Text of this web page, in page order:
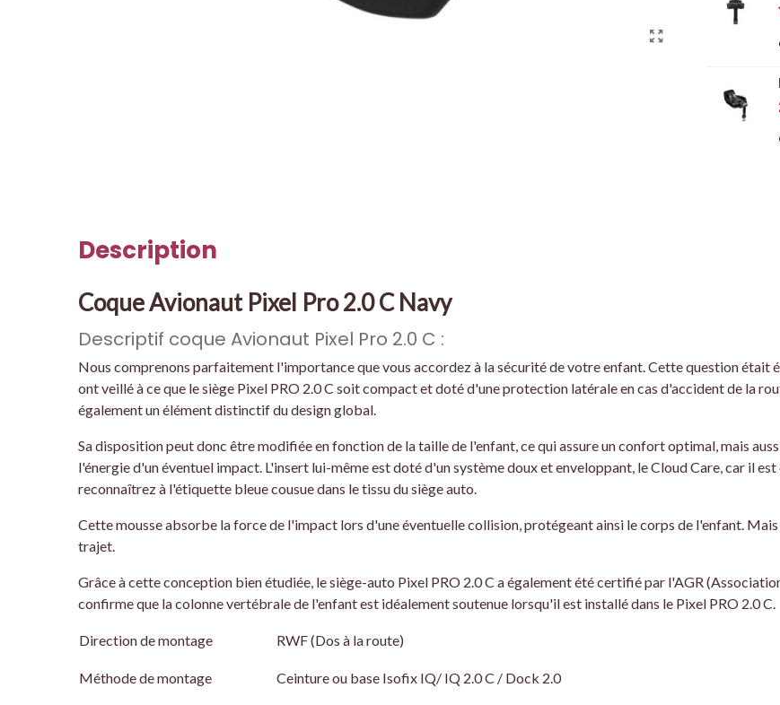
Description
Coque Avionaut Pixel Pro 2.0 C Navy
Descriptif coque Avionaut Pixel Pro 2.0 C :
Nous comprenons parfaitement l'importance que vous accordez à la sécurité de votre enfant. Cette question était
ont veillé à ce que le siège Pixel PRO 2.0 C soit compact et doté d'une protection latérale en cas d'accident de la
également un élément distinctif du design global.
Sa disposition peut donc être modifiée en fonction de la taille de l'enfant, ce qui assure un confort optimal, mais
l'énergie d'un éventuel impact. L'insert lui-même est doté d'un système doux et enveloppant, le Cloud Care, car il
reconnaîtrez à l'étiquette bleue cousue dans le tissu du siège auto.
Cette mousse absorbe la force de l'impact lors d'une éventuelle collision, protégeant ainsi le corps de l'enfant.
trajet.
Grâce à cette conception bien étudiée, le siège-auto Pixel PRO 2.0 C a également été certifié par l'AGR
confirme que la colonne vertébrale de l'enfant est idéalement soutenue lorsqu'il est installé dans le Pixel PRO 2.0 C.
Direction de montage RWF (Dos à la route)
Méthode de montage Ceinture ou base Isofix IQ/ IQ 2.0 C / Dock 2.0